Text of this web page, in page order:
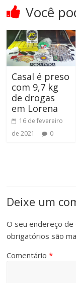
Você
Casal é preso
com 9,7 kg
de drogas
em Lorena
16 de fevereiro
de 2021
0
Deixe um
O seu endereço de
obrigatórios são
Comentário*